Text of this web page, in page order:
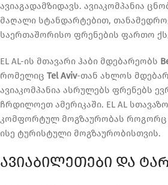
ავიაგადამზიდავს. ავიაკომპანია
მაღალი სტანდარტებით,
საერთაშორისო ფრენების ფართო
EL AL-ის მთავარი ჰაბი მდებარეობს
რომელიც Tel Aviv-თან ახლოს
ავიაკომპანია ასრულებს ფრენებს
ჩრდილოეთ ამერიკაში. EL AL
კომფორტულ მოგზაურობას როგორც
ისე ტურისტული მოგზაურობისთვის.
ᲐᲕᲘᲐᲑᲘᲚᲔᲗᲔᲑᲘ ᲓᲐ